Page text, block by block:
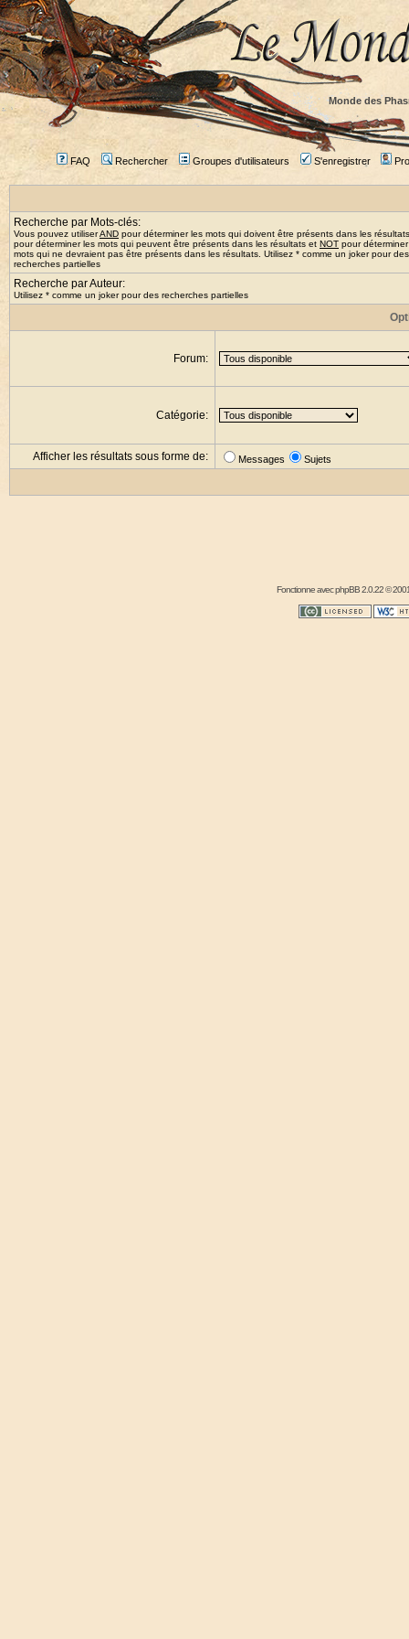
Monde des
FAQ Rechercher Groupes d'utilisateurs S'enregistrer
Recherche par Mots-clés:
Vous pouvez utiliserAND pour déterminer les mots qui doivent être présents dans les
pour déterminer les mots qui peuvent être présents dans les résultats et NOT pour
mots qui ne devraient pas être présents dans les résultats. Utilisez * comme un joker pour des
recherches partielles
Recherche par Auteur:
Utilisez * comme un joker pour des recherches partielles
Forum:
Catégorie:
Afficher les résultats sous forme de: Messages Sujets
Fonctionne avecphpBB2.0.22 ©